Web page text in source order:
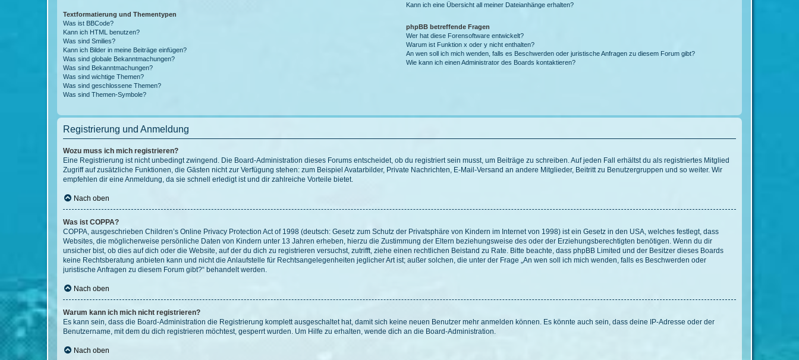
Textformatierung und Thementypen
Was ist BBCode?
Kann ich HTML benutzen?
Was sind Smilies?
Kann ich Bilder in meine Beiträge einfügen?
Was sind globale Bekanntmachungen?
Was sind Bekanntmachungen?
Was sind wichtige Themen?
Was sind geschlossene Themen?
Was sind Themen-Symbole?
Kann ich eine Übersicht all meiner Dateianhänge erhalten?
phpBB betreffende Fragen
Wer hat diese Forensoftware entwickelt?
Warum ist Funktion x oder y nicht enthalten?
An wen soll ich mich wenden, falls es Beschwerden oder juristische Anfragen zu diesem Forum gibt?
Wie kann ich einen Administrator des Boards kontaktieren?
Registrierung und Anmeldung
Wozu muss ich mich registrieren?
Eine Registrierung ist nicht unbedingt zwingend. Die Board-Administration dieses Forums entscheidet, ob du registriert sein musst, um Beiträge zu schreiben. Auf jeden Fall erhältst du als registriertes Mitglied
Zugriff auf zusätzliche Funktionen, die Gästen nicht zur Verfügung stehen: zum Beispiel Avatarbilder, Private Nachrichten, E-Mail-Versand an andere Mitglieder, Beitritt zu Benutzergruppen und so weiter. Wir
empfehlen dir eine Anmeldung, da sie schnell erledigt ist und dir zahlreiche Vorteile bietet.
Nach oben
Was ist COPPA?
COPPA, ausgeschrieben Children’s Online Privacy Protection Act of 1998 (deutsch: Gesetz zum Schutz der Privatsphäre von Kindern im Internet von 1998) ist ein Gesetz in den USA, welches festlegt, dass
Websites, die möglicherweise persönliche Daten von Kindern unter 13 Jahren erheben, hierzu die Zustimmung der Eltern beziehungsweise des oder der Erziehungsberechtigten benötigen. Wenn du dir
unsicher bist, ob dies auf dich oder die Website, auf der du dich zu registrieren versuchst, zutrifft, ziehe einen rechtlichen Beistand zu Rate. Bitte beachte, dass phpBB Limited und der Besitzer dieses Boards
keine Rechtsberatung anbieten kann und nicht die Anlaufstelle für Rechtsangelegenheiten jeglicher Art ist; außer solchen, die unter der Frage „An wen soll ich mich wenden, falls es Beschwerden oder
juristische Anfragen zu diesem Forum gibt?“ behandelt werden.
Nach oben
Warum kann ich mich nicht registrieren?
Es kann sein, dass die Board-Administration die Registrierung komplett ausgeschaltet hat, damit sich keine neuen Benutzer mehr anmelden können. Es könnte auch sein, dass deine IP-Adresse oder der
Benutzername, mit dem du dich registrieren möchtest, gesperrt wurden. Um Hilfe zu erhalten, wende dich an die Board-Administration.
Nach oben